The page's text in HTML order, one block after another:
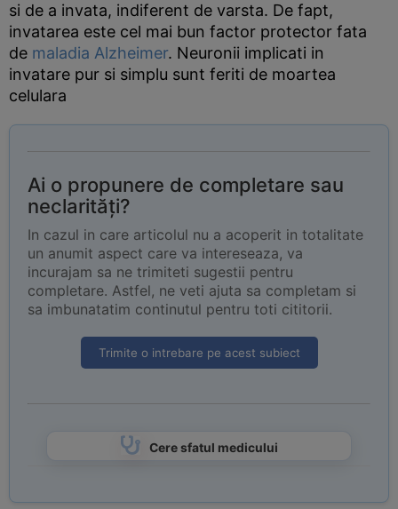
si de a invata, indiferent de varsta. De fapt,
invatarea este cel mai bun factor protector fata
de maladia Alzheimer. Neuronii implicati in
invatare pur si simplu sunt feriti de moartea
celulara
Ai o propunere de completare sau
neclarități?
In cazul in care articolul nu a acoperit in totalitate
un anumit aspect care va intereseaza, va
incurajam sa ne trimiteti sugestii pentru
completare. Astfel, ne veti ajuta sa completam si
sa imbunatatim continutul pentru toti cititorii.
Trimite o intrebare pe acest subiect
Cere sfatul medicului